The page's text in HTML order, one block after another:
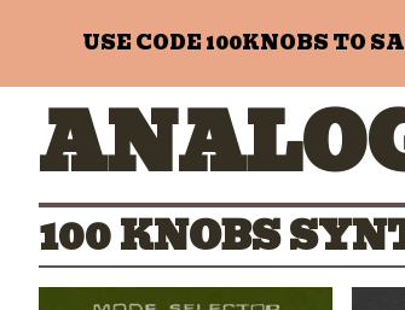
USE CODE 100KNOBS TO
100 KNOBS